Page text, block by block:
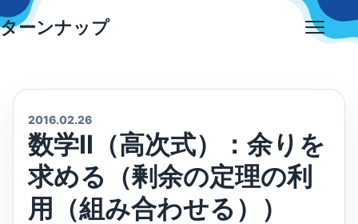
Skip
to
ターンナップ
2016.02.26
数学Ⅱ（高次式）：余りを
求める（剰余の定理の利
用（組み合わせる））